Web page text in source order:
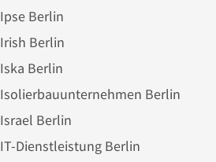
Ipse Berlin
Irish Berlin
Iska Berlin
Isolierbauunternehmen Berlin
Israel Berlin
IT-Dienstleistung Berlin